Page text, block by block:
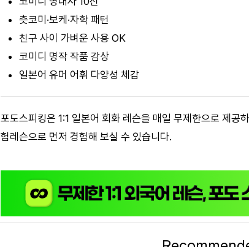
츳코미·보케·자학 패턴
친구 사이 가벼운 사용 OK
코미디 명작 작품 감상
일본어 유머 어휘 다양성 체감
포도스피킹은 1:1 일본어 회화 레슨을 매일 무제한으로 제공
험레슨으로 먼저 경험해 보실 수 있습니다.